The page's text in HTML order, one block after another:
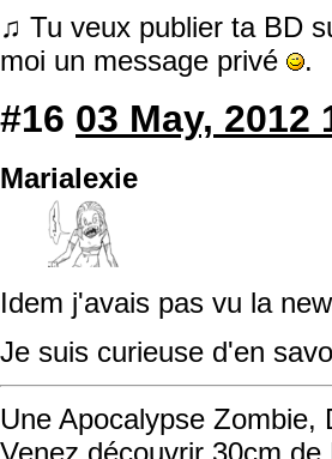
♫ Tu veux publier ta BD
moi un message privé
.
#16 03 May, 2012
Marialexie
Idem j'avais pas vu la
Je suis curieuse d'en
Une Apocalypse
Venez découvrir 30cm de